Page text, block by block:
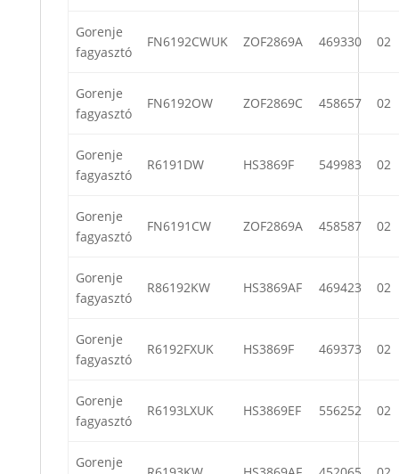
Gorenje
fagyasztó
FN6192CWUK ZOF2869A 469330 02
Gorenje
fagyasztó
FN6192OW ZOF2869C 458657 02
Gorenje
fagyasztó
R6191DW HS3869F 549983 02
Gorenje
fagyasztó
FN6191CW ZOF2869A 458587 02
Gorenje
fagyasztó
R86192KW HS3869AF 469423 02
Gorenje
fagyasztó
R6192FXUK HS3869F 469373 02
Gorenje
fagyasztó
R6193LXUK HS3869EF 556252 02
Gorenje